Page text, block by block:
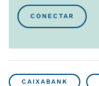
CONECTAR
CAIXABANK